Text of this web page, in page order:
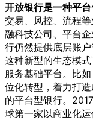
开放银行是一种平台
交易、风控、流程
融科技公司、平台
行仍然提供底层账
这种新型的生态模
服务基础平台。比如
位化转型，着力打
的平台型银行。
球第一家以商业化运